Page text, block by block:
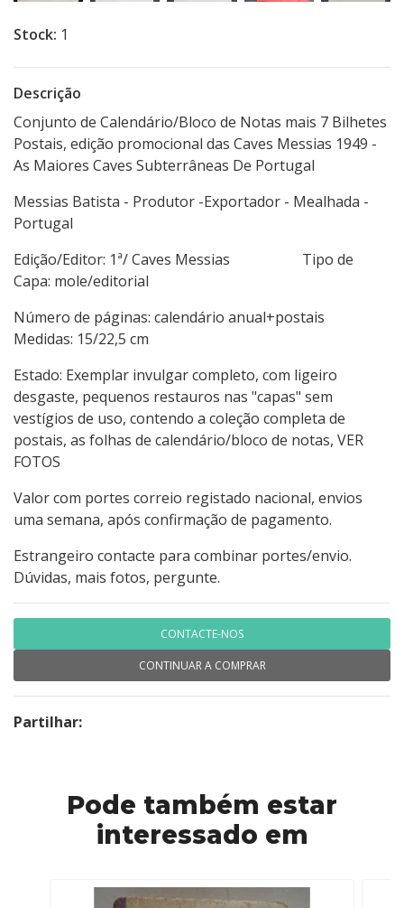
Stock: 1
Descrição
Conjunto de Calendário/Bloco de Notas mais 7 Bilhetes
Postais, edição promocional das Caves Messias 1949 -
As Maiores Caves Subterrâneas De Portugal
Messias Batista - Produtor -Exportador - Mealhada -
Portugal
Edição/Editor: 1ª/ Caves Messias Tipo de
Capa: mole/editorial
Número de páginas: calendário anual+postais
Medidas: 15/22,5 cm
Estado: Exemplar invulgar completo, com ligeiro
desgaste, pequenos restauros nas "capas" sem
vestígios de uso, contendo a coleção completa de
postais, as folhas de calendário/bloco de notas, VER
FOTOS
Valor com portes correio registado nacional, envios
uma semana, após confirmação de pagamento.
Estrangeiro contacte para combinar portes/envio.
Dúvidas, mais fotos, pergunte.
CONTACTE-NOS
CONTINUAR A COMPRAR
Partilhar:
Pode também estar
interessado em